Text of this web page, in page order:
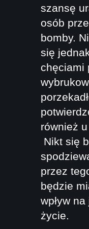
szansę
osób
bomby.
się
chęciami
również
Nikt się
przez
będzie
wpływ
życie.